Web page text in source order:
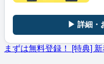
▶ 詳細・
まずは無料登録！ [特典]